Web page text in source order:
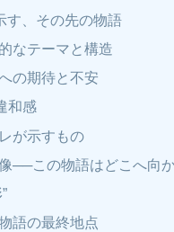
す、その先の物語
なテーマと構造
の期待と不安
和感
が示すもの
──この物語はどこへ向
語の最終地点